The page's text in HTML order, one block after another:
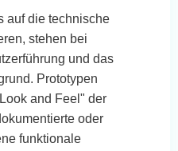
auf die technische
stehen bei
und das
Prototypen
and Feel" der
oder
funktionale